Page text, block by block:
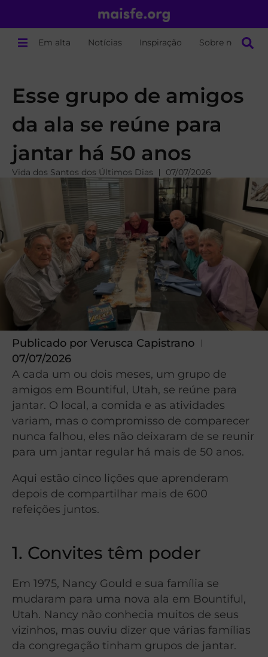
Em alta Notícias Inspiração Sobre nós
Esse grupo de amigos
da ala se reúne para
jantar há 50 anos
Vida dos Santos dos Últimos Dias 07/07/2026
Publicado por Verusca Capistrano
07/07/2026
A cada um ou dois meses, um grupo de
amigos em Bountiful, Utah, se reúne para
jantar. O local, a comida e as atividades
variam, mas o compromisso de comparecer
nunca falhou, eles não deixaram de se reunir
para um jantar regular há mais de 50 anos.
Aqui estão cinco lições que aprenderam
depois de compartilhar mais de 600
refeições juntos.
1. Convites têm poder
Em 1975, Nancy Gould e sua família se
mudaram para uma nova ala em Bountiful,
Utah. Nancy não conhecia muitos de seus
vizinhos, mas ouviu dizer que várias famílias
da congregação tinham grupos de jantar.